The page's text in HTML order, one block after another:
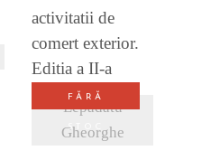
FĂRĂ
STOC
Lepădatu
Gheorghe
VEZI
DETALII